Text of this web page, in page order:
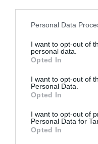
Please note that this
not limited to your visit
grant or deny consent to
use your data for below
consent section.
Personal Data
I want to opt-out of
personal data.
Opted In
I want to opt-out of
Personal Data.
Opted In
I want to opt-out of
Personal Data for
Opted In
http://
https://